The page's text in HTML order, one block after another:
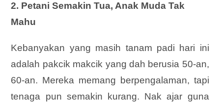
2. Petani Semakin Tua, Anak Muda Tak
Mahu
Kebanyakan yang masih tanam padi hari ini
adalah pakcik makcik yang dah berusia 50-an,
60-an. Mereka memang berpengalaman, tapi
tenaga pun semakin kurang. Nak ajar guna